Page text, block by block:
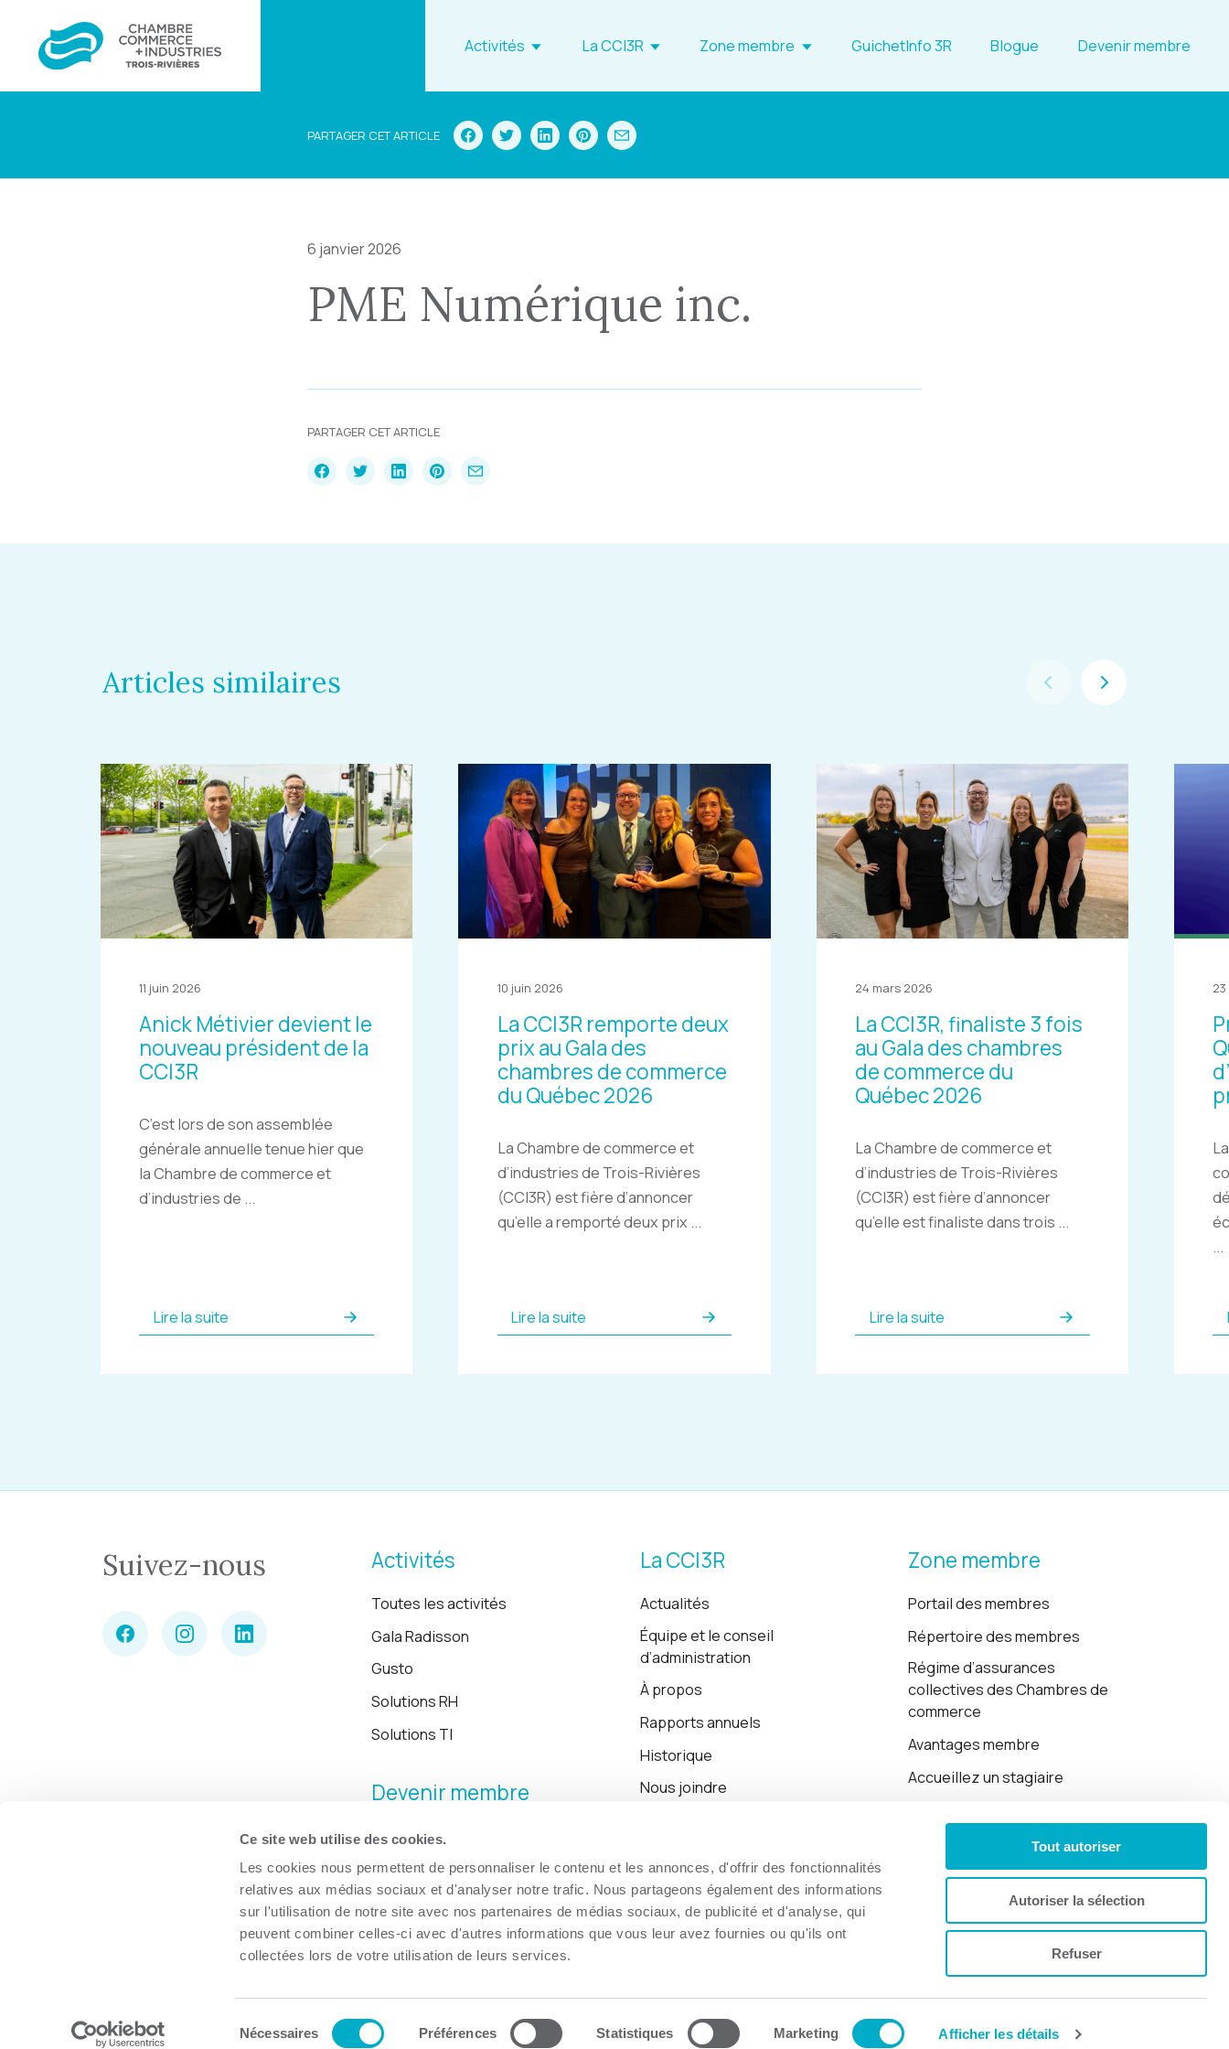
Ce site web utilise des cookies.
Les cookies nous permettent de personnaliser le contenu et les annonces, d'offrir des fonctionnalités
relatives aux médias sociaux et d'analyser notre trafic. Nous partageons également des informations
sur l'utilisation de notre site avec nos partenaires de médias sociaux, de publicité et d'analyse, qui
peuvent combiner celles-ci avec d'autres informations que vous leur avez fournies ou qu'ils ont
collectées lors de votre utilisation de leurs services.
Nécessaires Préférences Statistiques Marketing Afficher les détails
Tout autoriser
Autoriser la sélection
Refuser
Activités La CCI3R Zone membre GuichetInfo 3R Blogue Devenir membre
PARTAGER CET ARTICLE
6 janvier 2026
PME Numérique inc.
PARTAGER CET ARTICLE
Articles similaires
11 juin 2026
Anick Métivier devient le
nouveau président de la
CCI3R
C’est lors de son assemblée
générale annuelle tenue hier que
la Chambre de commerce et
d’industries de ...
Lire la suite
10 juin 2026
La CCI3R remporte deux
prix au Gala des
chambres de commerce
du Québec 2026
La Chambre de commerce et
d’industries de Trois-Rivières
(CCI3R) est fière d’annoncer
qu’elle a remporté deux prix ...
Lire la suite
24 mars 2026
La CCI3R, finaliste 3 fois
au Gala des chambres
de commerce du
Québec 2026
La Chambre de commerce et
d’industries de Trois-Rivières
(CCI3R) est fière d’annoncer
qu’elle est finaliste dans trois ...
Lire la suite
...
Suivez-nous Activités
Toutes les activités
Gala Radisson
Gusto
Solutions RH
Solutions TI
Devenir membre
La CCI3R
Actualités
Équipe et le conseil
d’administration
À propos
Rapports annuels
Historique
Nous joindre
Zone membre
Portail des membres
Répertoire des membres
Régime d’assurances
collectives des Chambres de
commerce
Avantages membre
Accueillez un stagiaire
Politique de confidentialité
© Chambre de commerce et d'industries de Trois-Rivières, 2026. Site web par 👉